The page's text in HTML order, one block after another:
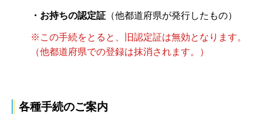
・お持ちの認定証 （他都道府県が発行したもの）
※この手続をとると、旧認定証は無効となります。
（他都道府県での登録は抹消されます。）
各種手続のご案内